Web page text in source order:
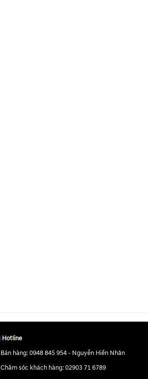
Hotline
Bán hàng:0948 845 954 - Nguyễn Hiền Nhân
Chăm sóc khách hàng:02903 71 6789